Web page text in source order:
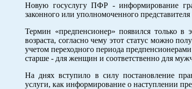
Новую госуслугу ПФР - информирование
законного или уполномоченного представителя
Термин «предпенсионер» появился только в
возраста, согласно чему этот статус можно
учетом переходного периода
старше - для женщин и соответственно для
На днях вступило в силу постановление
услуги, как информирование о наступлении